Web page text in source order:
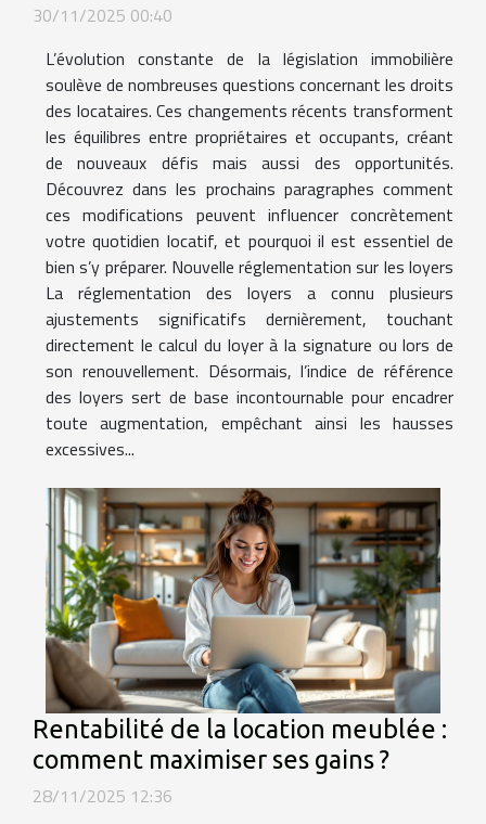
30/11/2025 00:40
L’évolution constante de la législation immobilière
soulève de nombreuses questions concernant les droits
des locataires. Ces changements récents transforment
les équilibres entre propriétaires et occupants, créant
de nouveaux défis mais aussi des opportunités.
Découvrez dans les prochains paragraphes comment
ces modifications peuvent influencer concrètement
votre quotidien locatif, et pourquoi il est essentiel de
bien s’y préparer. Nouvelle réglementation sur les loyers
La réglementation des loyers a connu plusieurs
ajustements significatifs dernièrement, touchant
directement le calcul du loyer à la signature ou lors de
son renouvellement. Désormais, l’indice de référence
des loyers sert de base incontournable pour encadrer
toute augmentation, empêchant ainsi les hausses
excessives...
Rentabilité de la location meublée :
comment maximiser ses gains ?
28/11/2025 12:36